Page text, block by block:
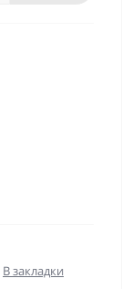
В закладки